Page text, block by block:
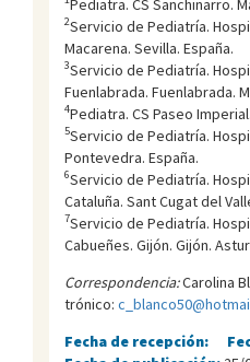
2Servicio de Pediatría.
Macarena. Sevilla. España.
3Servicio de Pediatría.
Fuenlabrada. Fuenlabrada.
4Pediatra. CS Paseo
5Servicio de Pediatría.
Pontevedra. España.
6Servicio de Pediatría.
Cataluña. Sant Cugat del
7Servicio de Pediatría.
Cabueñes. Gijón. Gijón.
Correspondencia:Carolina
trónico:
Fecha de recepción: